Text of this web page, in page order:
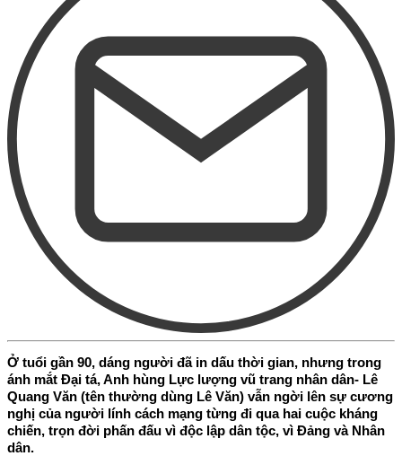
Ở tuổi gần 90, dáng người đã in dấu thời gian, nhưng trong
ánh mắt Đại tá, Anh hùng Lực lượng vũ trang nhân dân- Lê
Quang Văn (tên thường dùng Lê Văn) vẫn ngời lên sự cương
nghị của người lính cách mạng từng đi qua hai cuộc kháng
chiến, trọn đời phấn đấu vì độc lập dân tộc, vì Đảng và Nhân
dân.